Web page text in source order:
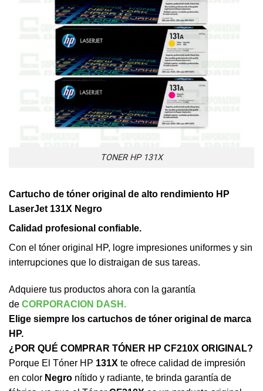
TONER HP 131X
Cartucho de tóner original de alto rendimiento HP
LaserJet 131X Negro
Calidad profesional confiable.
Con el tóner original HP, logre impresiones uniformes y sin
interrupciones que lo distraigan de sus tareas.
Adquiere tus productos ahora con la garantía
de CORPORACION DASH.
Elige siempre los cartuchos de tóner original de marca
HP.
¿POR QUÉ COMPRAR TÓNER HP CF210X ORIGINAL?
Porque El Tóner HP 131X te ofrece calidad de impresión
en color Negro nítido y radiante, te brinda garantía de